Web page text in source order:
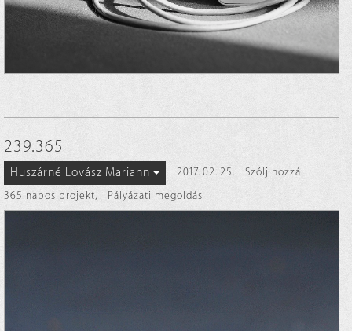
239.365
Huszárné Lovász Mariann 2017. 02. 25.
Szólj hozzá!
365 napos projekt, Pályázati megoldás